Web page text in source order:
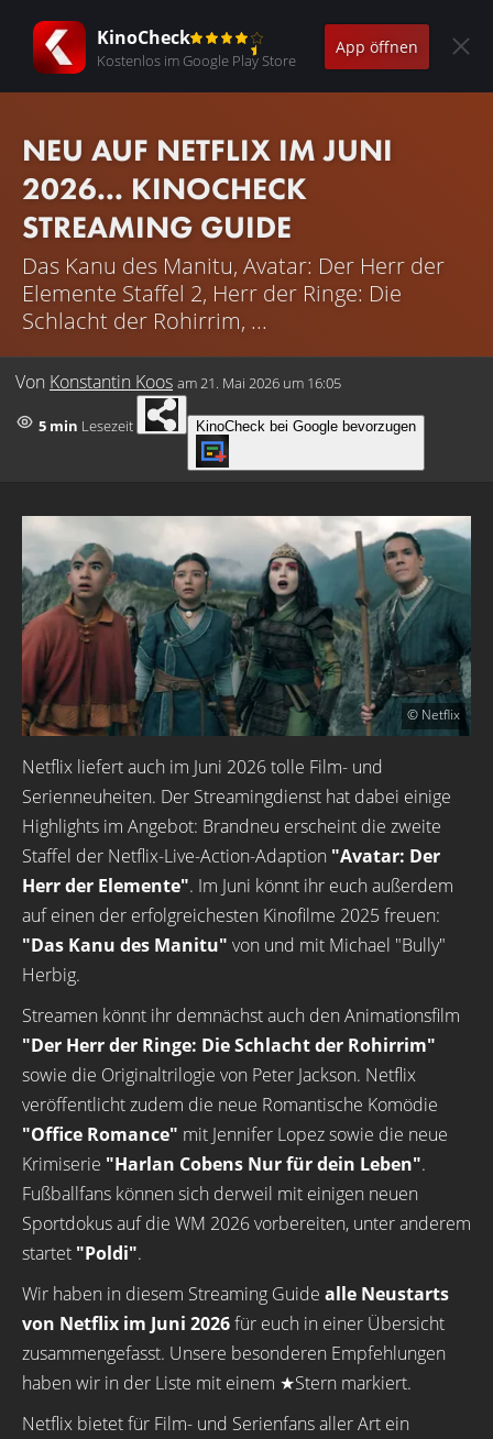
KinoCheck
Kostenlos im Google Play Store
App öffnen
NEU AUF NETFLIX IM JUNI
2026... KINOCHECK
STREAMING GUIDE
Das Kanu des Manitu, Avatar: Der Herr der
Elemente Staffel 2, Herr der Ringe: Die
Schlacht der Rohirrim, ...
Von Konstantin Koos am21. Mai 2026 um 16:05
5 min Lesezeit KinoCheck bei Google bevorzugen
© Netflix
Netflix liefert auch im Juni 2026 tolle Film- und
Serienneuheiten. Der Streamingdienst hat dabei einige
Highlights im Angebot: Brandneu erscheint die zweite
Staffel der Netflix-Live-Action-Adaption "Avatar: Der
Herr der Elemente". Im Juni könnt ihr euch außerdem
auf einen der erfolgreichesten Kinofilme 2025 freuen:
"Das Kanu des Manitu" von und mit Michael "Bully"
Herbig.
Streamen könnt ihr demnächst auch den Animationsfilm
"Der Herr der Ringe: Die Schlacht der Rohirrim"
sowie die Originaltrilogie von Peter Jackson. Netflix
veröffentlicht zudem die neue Romantische Komödie
"Office Romance" mit Jennifer Lopez sowie die neue
Krimiserie "Harlan Cobens Nur für dein Leben".
Fußballfans können sich derweil mit einigen neuen
Sportdokus auf die WM 2026 vorbereiten, unter anderem
startet "Poldi".
Wir haben in diesem Streaming Guide alle Neustarts
von Netflix im Juni 2026für euch in einer Übersicht
zusammengefasst. Unsere besonderen Empfehlungen
haben wir in der Liste mit einem ★Stern markiert.
Netflix bietet für Film- und Serienfans aller Art ein